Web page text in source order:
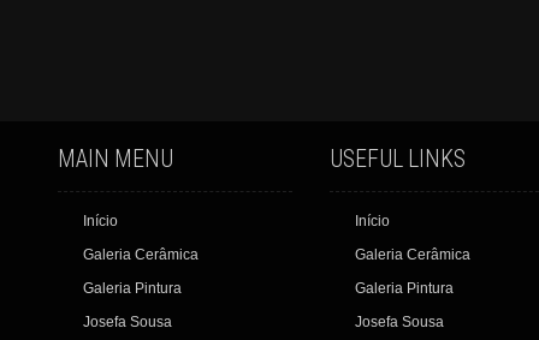
MAIN MENU
Início
Galeria Cerâmica
Galeria Pintura
Josefa Sousa
USEFUL LINKS
Início
Galeria Cerâmica
Galeria Pintura
Josefa Sousa